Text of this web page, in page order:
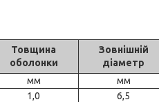
Товщина
оболонки
Зовнішній
діаметр
мм мм
1,0
6,5